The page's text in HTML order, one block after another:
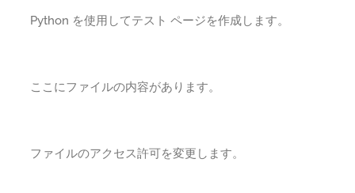
Python を使用してテスト ページを作成します。
ここにファイルの内容があります。
ファイルのアクセス許可を変更します。